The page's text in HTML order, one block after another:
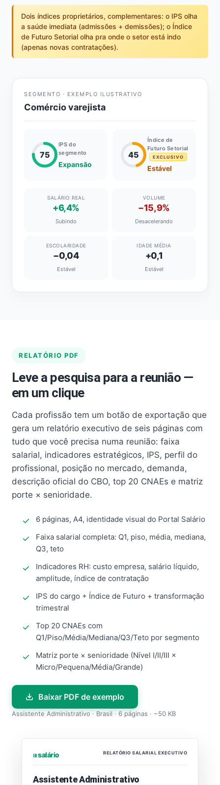
Dois índices proprietários, complementares: o IPS olha
a saúde imediata (admissões + demissões); o Índice
de Futuro Setorial olha pra onde o setor está indo
(apenas novas contratações).
SEGMENTO · EXEMPLO ILUSTRATIVO
Comércio varejista
75
IPS do
segmento
Expansão
45
Índice de
Futuro Setorial
EXCLUSIVO
Estável
SALÁRIO REAL
+6,4%
Subindo
VOLUME
−15,9%
Desacelerando
ESCOLARIDADE
−0,04
Estável
IDADE MÉDIA
+0,1
Estável
RELATÓRIO PDF
Leve a pesquisa para a reunião —
em um clique
Cada profissão tem um botão de exportação que
gera um relatório executivo de seis páginas com
tudo que você precisa numa reunião: faixa
salarial, indicadores estratégicos, IPS, perfil do
profissional, posição no mercado, demanda,
descrição oficial do CBO, top 20 CNAEs e matriz
porte × senioridade.
6 páginas, A4, identidade visual do Portal Salário
Faixa salarial completa: Q1, piso, média, mediana,
Q3, teto
Indicadores RH: custo empresa, salário líquido,
amplitude, índice de contratação
IPS do cargo + Índice de Futuro + transformação
trimestral
Top 20 CNAEs com
Q1/Piso/Média/Mediana/Q3/Teto por segmento
Matriz porte × senioridade (Nível I/II/III ×
Micro/Pequena/Média/Grande)
Baixar PDF de exemplo
Assistente Administrativo · Brasil · 6 páginas · ~50 KB
⏐⏐⏐ salário RELATÓRIO SALARIAL EXECUTIVO
Assistente Administrativo